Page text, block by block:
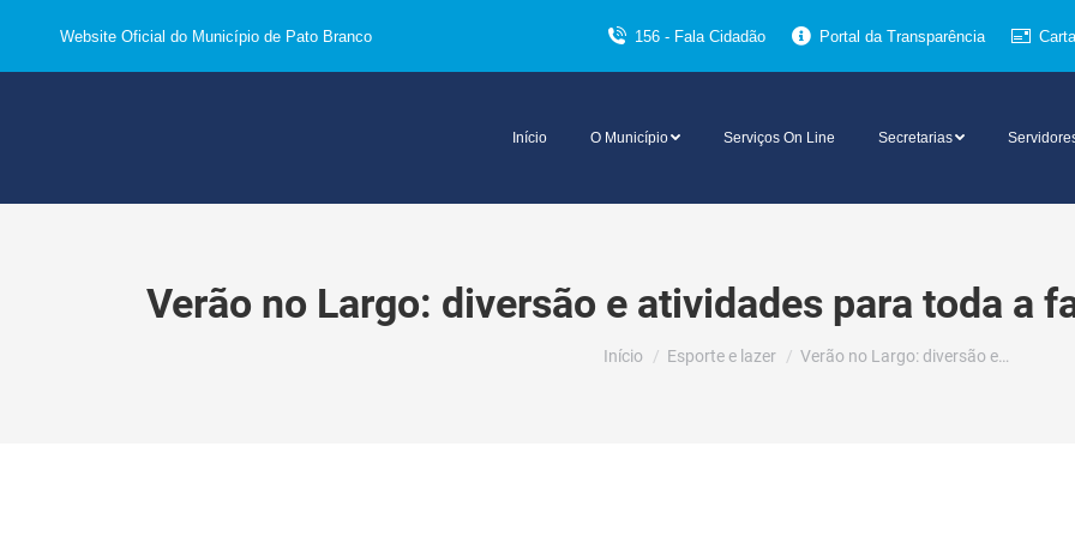
Website Oficial do Município de Pato Branco 156 - Fala Cidadão Portal da Transparência
Início O Município Serviços On Line Secretarias
Verão no Largo: diversão e atividades para toda a
Você está aqui:
Início Esporte e lazer Verão no Largo: diversão e…